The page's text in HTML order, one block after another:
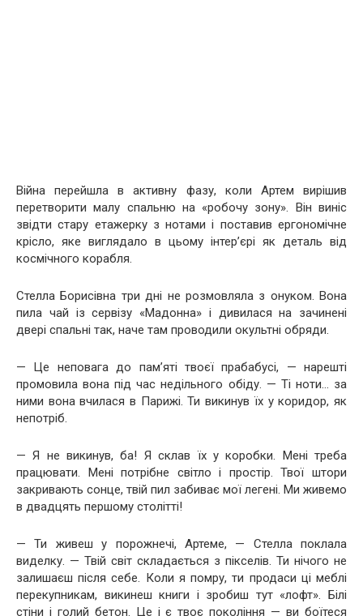
Війна перейшла в активну фазу, коли Артем вирішив
перетворити малу спальню на «робочу зону». Він виніс
звідти стару етажерку з нотами і поставив ергономічне
крісло, яке виглядало в цьому інтер’єрі як деталь від
космічного корабля.
Стелла Борисівна три дні не розмовляла з онуком. Вона
пила чай із сервізу «Мадонна» і дивилася на зачинені
двері спальні так, наче там проводили окультні обряди.
— Це неповага до пам’яті твоєї прабабусі, — нарешті
промовила вона під час недільного обіду. — Ті ноти… за
ними вона вчилася в Парижі. Ти викинув їх у коридор, як
непотріб.
— Я не викинув, ба! Я склав їх у коробки. Мені треба
працювати. Мені потрібне світло і простір. Твої штори
закривають сонце, твій пил забиває мої легені. Ми живемо
в двадцять першому столітті!
— Ти живеш у порожнечі, Артеме, — Стелла поклала
виделку. — Твій світ складається з пікселів. Ти нічого не
залишаєш після себе. Коли я помру, ти продаси ці меблі
перекупникам, викинеш книги і зробиш тут «лофт». Білі
стіни і голий бетон. Це і є твоє покоління — ви боїтеся